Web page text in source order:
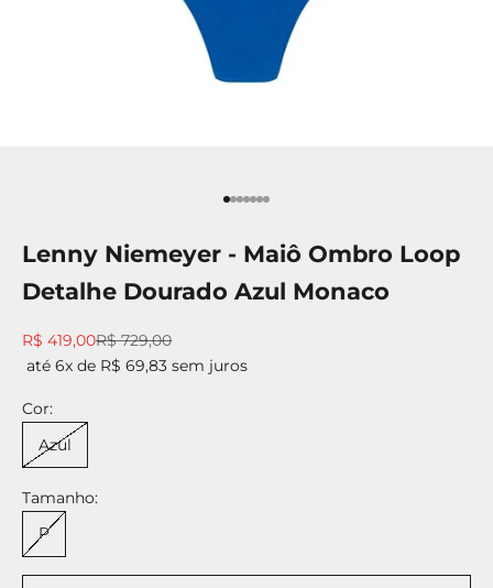
Ir para item 1
Ir para item 2
Ir para item 3
Ir para item 4
Ir para item 5
Ir para item 6
Ir para item 7
Lenny Niemeyer - Maiô Ombro Loop
Detalhe Dourado Azul Monaco
Preço promocional
R$ 419,00Preço normal
R$ 729,00
até 6x de R$ 69,83 sem juros
Cor:
Azul
Tamanho:
P